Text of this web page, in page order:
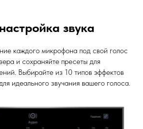
звука
каждого микрофона под свой голос
и сохраняйте пресеты для
Выбирайте из 10 типов эффектов
идеального звучания вашего голоса.